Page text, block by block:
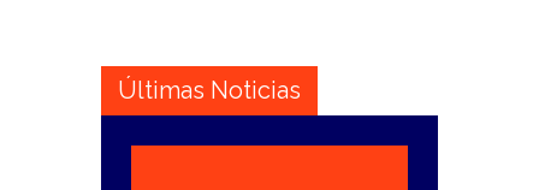
Últimas Noticias